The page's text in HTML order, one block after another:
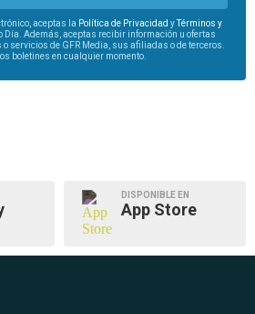
aceptas la Política de Privacidad y
Términos y
Día. Además, aceptas recibir información u ofertas
servicios de GFR Media, sus afiliadas o de terceros.
boletines en cualquier momento.
DISPONIBLE EN
App Store